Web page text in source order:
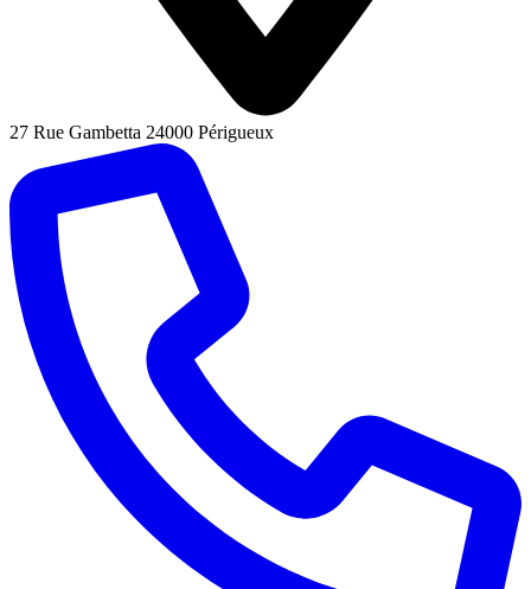
27 Rue Gambetta 24000 Périgueux